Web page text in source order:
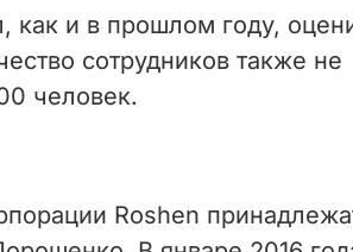
и в прошлом году,
сотрудников также не
человек.
Roshen